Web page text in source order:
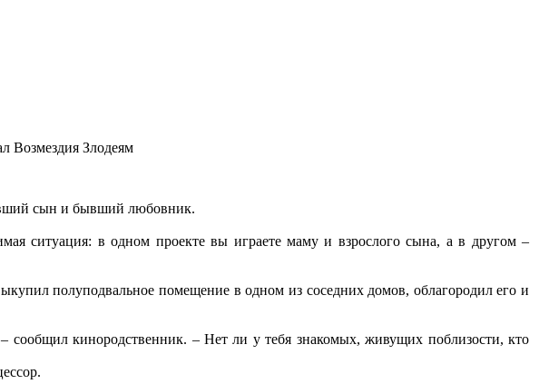
Возмездия Злодеям
сын и бывший любовник.
ситуация: в одном проекте вы играете маму и взрослого сына, а в другом –
полуподвальное помещение в одном из соседних домов, облагородил его и
кинородственник. – Нет ли у тебя знакомых, живущих поблизости, кто